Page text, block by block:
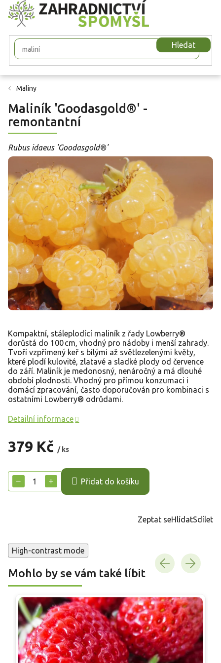
Přejít
na
obsah
Hledat
Maliny
Maliník 'Goodasgold®' -
remontantní
Rubus idaeus 'Goodasgold®'
379 Kč / ks
cena:
+
− Přidat do košíku
Kompaktní, stáleplodící maliník z řady Lowberry®
dorůstá do 100 cm, vhodný pro nádoby i menší zahrady.
Tvoří vzpřímený keř s bílými až světlezelenými květy,
které plodí kulovité, zlatavé a sladké plody od července
do září. Maliník je medonosný, nenáročný a má dlouhé
období plodnosti. Vhodný pro přímou konzumaci i
domácí zpracování, často doporučován pro kombinaci s
ostatními Lowberry® odrůdami.
Detailní informace
Zeptat seHlídatSdílet
High-contrast mode
Mohlo by se vám také líbit